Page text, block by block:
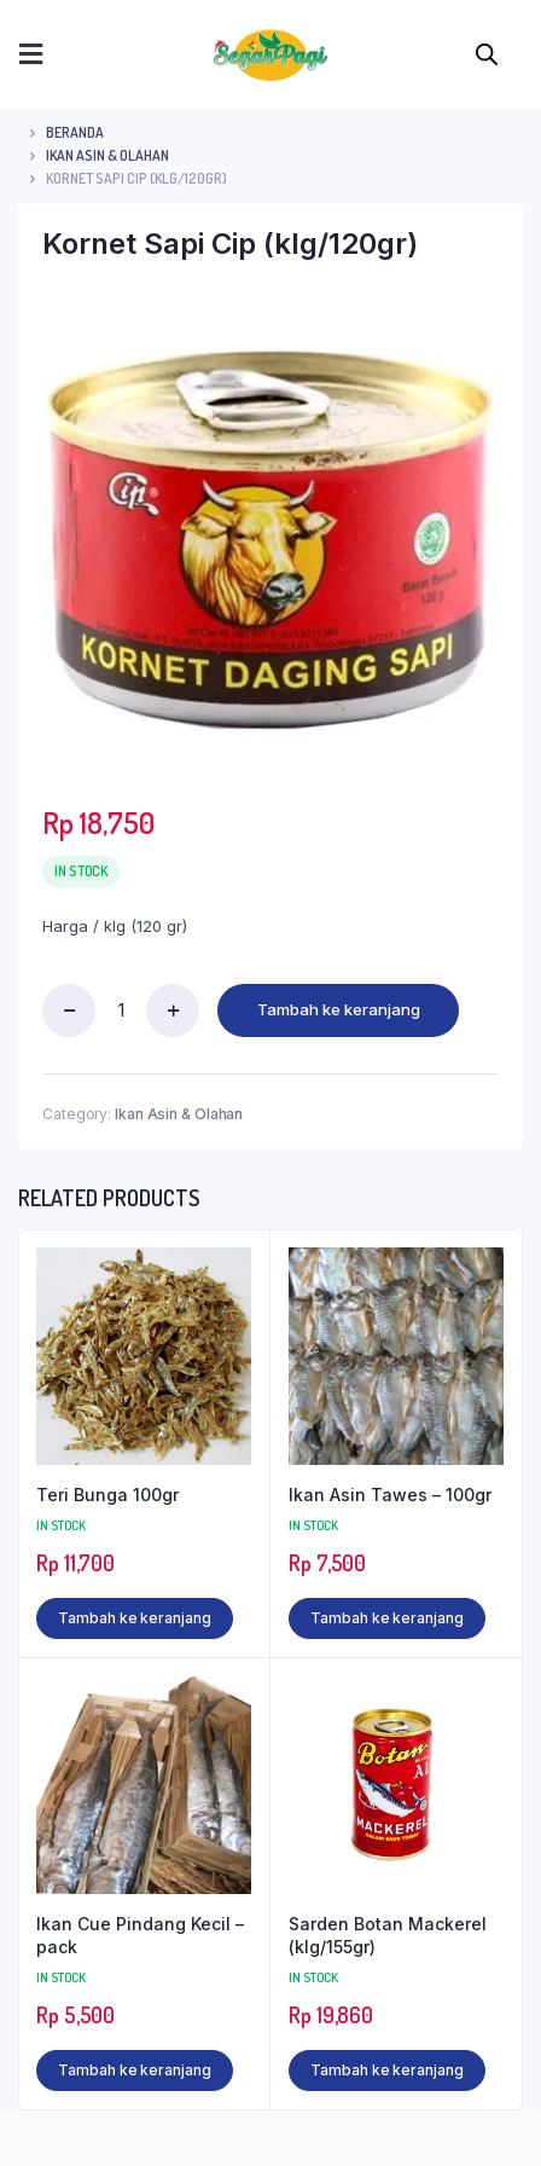
BERANDA
IKAN ASIN & OLAHAN
KORNET SAPI CIP (KLG/120GR)
Kornet Sapi Cip (klg/120gr)
Rp18,750
IN STOCK
Harga / klg (120 gr)
Tambah ke keranjang
Category: Ikan Asin & Olahan
RELATED PRODUCTS
Teri Bunga 100gr
IN STOCK
Rp 11,700
Tambah ke keranjang
Ikan Asin Tawes – 100gr
IN STOCK
Rp 7,500
Tambah ke keranjang
Ikan Cue Pindang Kecil –
pack
IN STOCK
Rp 5,500
Tambah ke keranjang
Sarden Botan Mackerel
(klg/155gr)
IN STOCK
Rp 19,860
Tambah ke keranjang